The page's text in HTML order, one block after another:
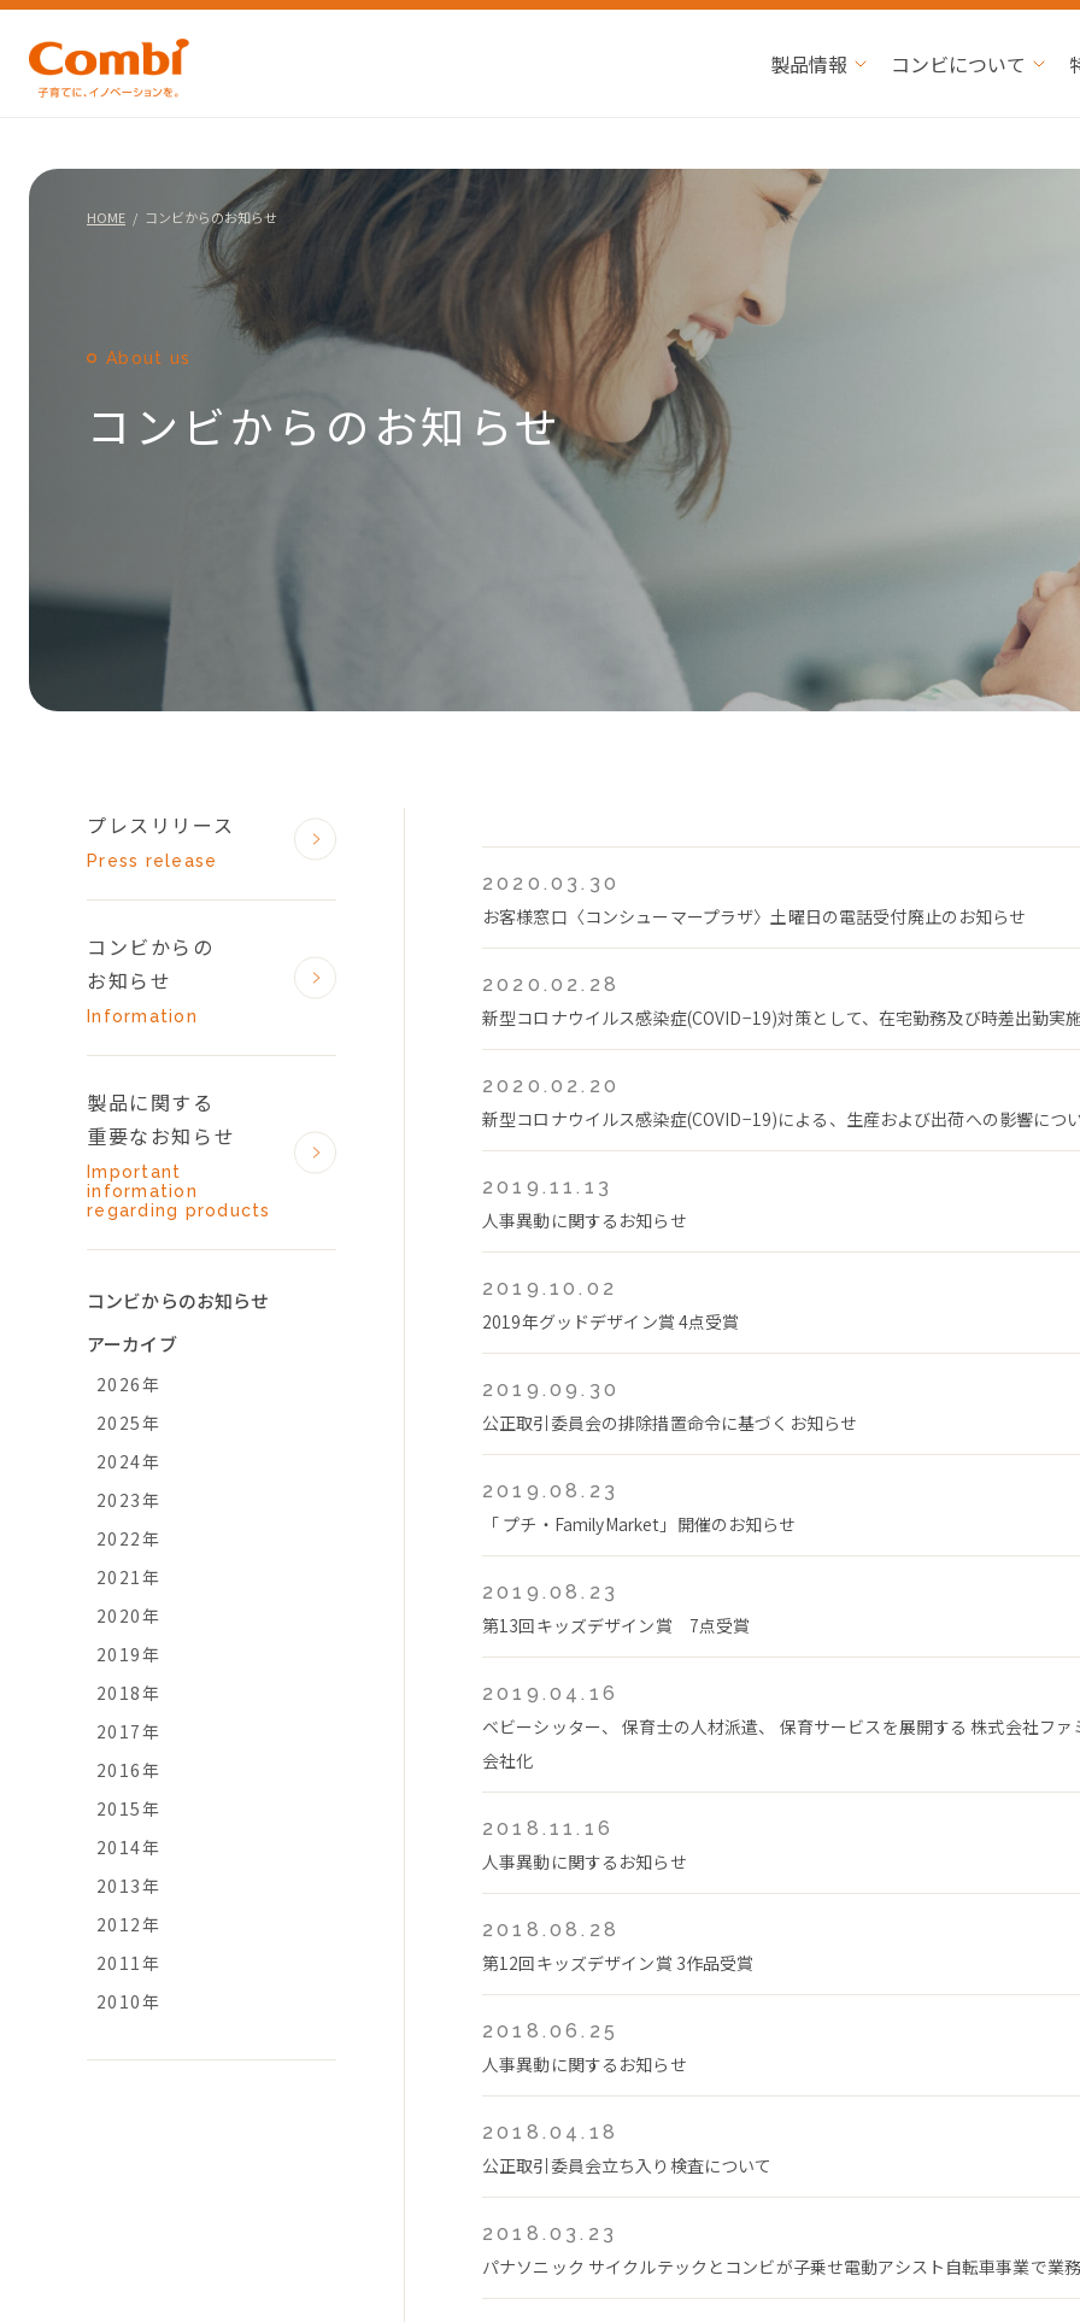
製品情報 コンビについて
HOME コンビからのお知らせ
About us
コンビからのお知らせ
2020.03.30
お客様窓口〈コンシューマープラザ〉土曜日の電話受付廃止のお知らせ
2020.02.28
新型コロナウイルス感染症(COVID−19)対策として、在宅勤務及び時差出勤実
2020.02.20
新型コロナウイルス感染症(COVID−19)による、生産および出荷への影響につ
2019.11.13
人事異動に関するお知らせ
2019.10.02
2019年グッドデザイン賞 4点受賞
2019.09.30
公正取引委員会の排除措置命令に基づくお知らせ
2019.08.23
「 プチ・FamilyMarket」開催のお知らせ
2019.08.23
第13回キッズデザイン賞 7点受賞
2019.04.16
ベビーシッター、 保育士の人材派遣、 保育サービスを展開する 株式会社フ
会社化
2018.11.16
人事異動に関するお知らせ
2018.08.28
第12回キッズデザイン賞 3作品受賞
2018.06.25
人事異動に関するお知らせ
2018.04.18
公正取引委員会立ち入り検査について
2018.03.23
パナソニック サイクルテックとコンビが子乗せ電動アシスト自転車事業で業
プレスリリース
Press release
コンビからの
お知らせ
Information
製品に関する
重要なお知らせ
Important
information
regarding products
コンビからのお知らせ
アーカイブ
2026年
2025年
2024年
2023年
2022年
2021年
2020年
2019年
2018年
2017年
2016年
2015年
2014年
2013年
2012年
2011年
2010年